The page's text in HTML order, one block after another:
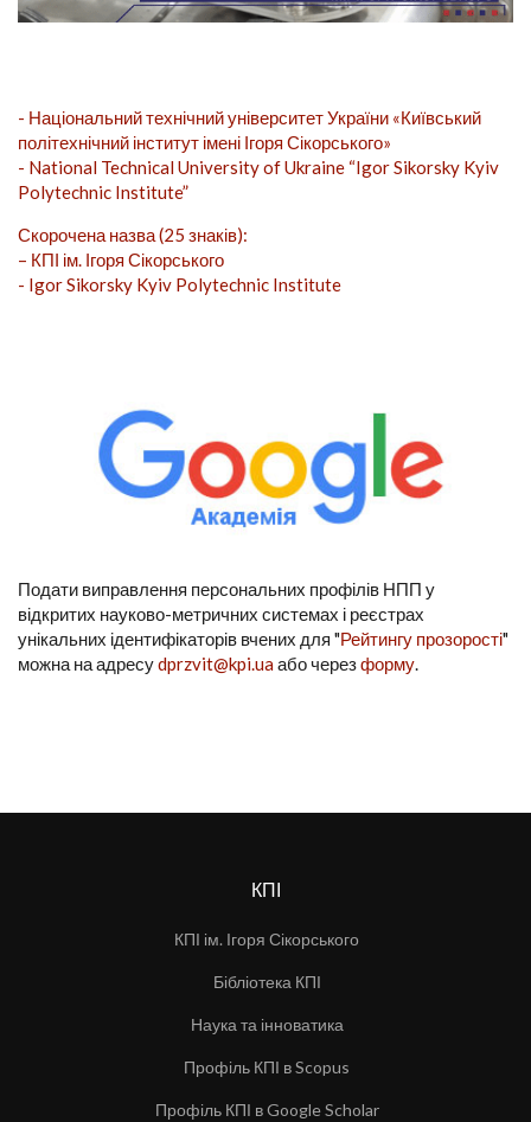
- Національний технічний університет України «Київський
політехнічний інститут імені Ігоря Сікорського»
- National Technical University of Ukraine “Igor Sikorsky Kyiv
Polytechnic Institute”
Скорочена назва (25 знаків):
– КПІ ім. Ігоря Сікорського
- Igor Sikorsky Kyiv Polytechnic Institute
Подати виправлення персональних профілів НПП у
відкритих науково-метричних системах і реєстрах
унікальних ідентифікаторів вчених для "Рейтингу прозорості"
можна на адресуdprzvit@kpi.uaабо черезформу.
КПІ
КПІ ім. Ігоря Сікорського
Бібліотека КПІ
Наука та інноватика
Профіль КПІ в Scopus
Профіль КПІ в Google Scholar